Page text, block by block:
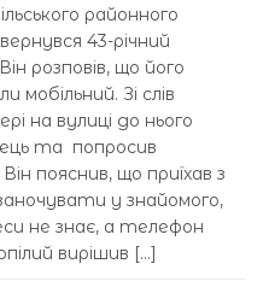
районного
43-річний
розповів, що його
мобільний. Зі слів
на вулиці до нього
та попросив
пояснив, що приїхав з
у знайомого,
не знає, а телефон
вирішив […]